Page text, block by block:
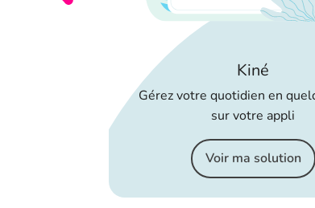
Kiné
Gérez votre quotidien en
sur votre appli
Voir ma solution